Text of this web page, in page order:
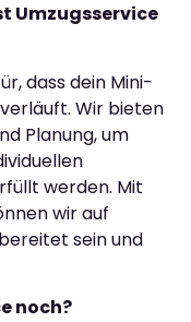
Umzugsservice
dass dein Mini-
Wir bieten
Planung, um
werden. Mit
wir auf
sein und
noch?